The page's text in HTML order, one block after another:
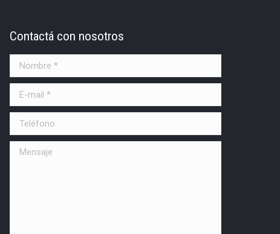
Contactá con nosotros
Nombre *
E-mail *
Teléfono
Mensaje